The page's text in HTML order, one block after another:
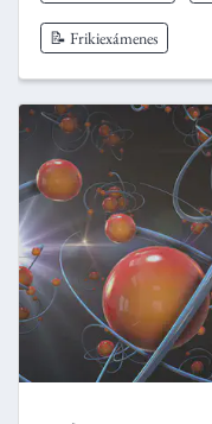
📝 Frikiexámenes